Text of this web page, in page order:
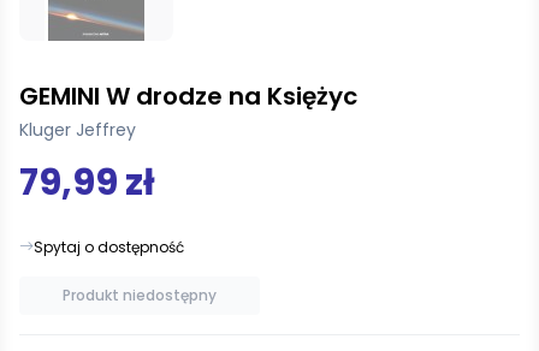
GEMINI W drodze na Księżyc
Kluger Jeffrey
79,99 zł
Spytaj o dostępność
Produkt niedostępny